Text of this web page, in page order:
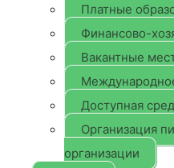
Платные
Финансово-
Вакантные
Доступная
Организация
организации